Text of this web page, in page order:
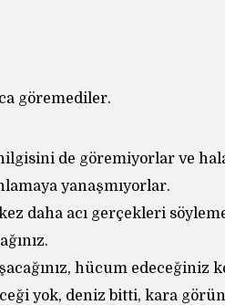
göremediler.
de göremiyorlar ve
yanaşmıyorlar.
daha acı gerçekleri
hücum edeceğiniz
yok, deniz bitti, kara